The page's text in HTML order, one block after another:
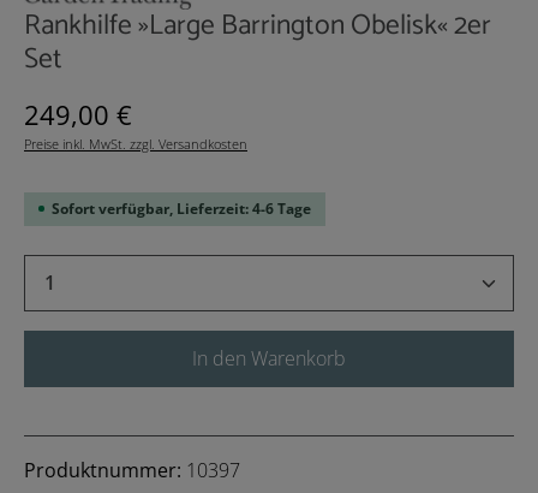
Rankhilfe »Large Barrington Obelisk« 2er
Set
Regulärer Preis:
249,00 €
Preise inkl. MwSt. zzgl. Versandkosten
Sofort verfügbar, Lieferzeit: 4-6 Tage
Produkt Anzahl: Gib den gewünschten
In den Warenkorb
Produktnummer: 10397